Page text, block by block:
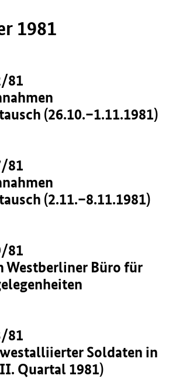
1981
81
(26.10.–1.11.1981)
81
(2.11.–8.11.1981)
81
Westberliner Büro für
81
Soldaten in
Quartal 1981)